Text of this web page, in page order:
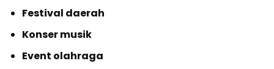
Festival daerah
Konser musik
Event olahraga